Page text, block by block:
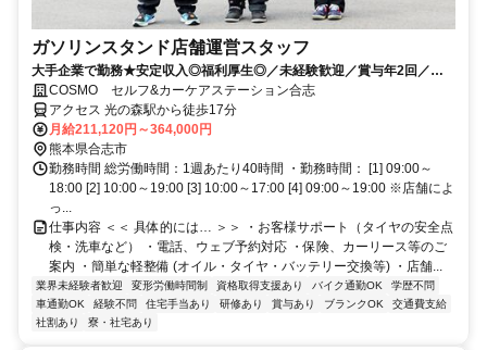
ガソリンスタンド店舗運営スタッフ
大手企業で勤務★安定収入◎福利厚生◎／未経験歓迎／賞与年2回／月9
～12日休み+休暇制度も充実◎／サービス残業無し
COSMO セルフ&カーケアステーション合志
アクセス 光の森駅から徒歩17分
月給211,120円～364,000円
熊本県合志市
勤務時間 総労働時間：1週あたり40時間 ・勤務時間： [1] 09:00～
18:00 [2] 10:00～19:00 [3] 10:00～17:00 [4] 09:00～19:00 ※店舗によ
っ...
仕事内容 ＜＜ 具体的には… ＞＞ ・お客様サポート（タイヤの安全点
検・洗車など） ・電話、ウェブ予約対応 ・保険、カーリース等のご
案内 ・簡単な軽整備 (オイル・タイヤ・バッテリー交換等) ・店舗...
業界未経験者歓迎 変形労働時間制 資格取得支援あり バイク通勤OK
学歴不問
車通勤OK
経験不問 住宅手当あり 研修あり 賞与あり ブランクOK
交通費支給
社割あり
寮・社宅あり